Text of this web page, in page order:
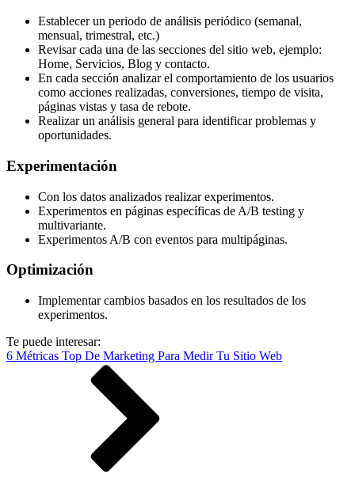
Establecer un periodo de análisis periódico (semanal,
mensual, trimestral, etc.)
Revisar cada una de las secciones del sitio web, ejemplo:
Home, Servicios, Blog y contacto.
En cada sección analizar el comportamiento de los usuarios
como acciones realizadas, conversiones, tiempo de visita,
páginas vistas y tasa de rebote.
Realizar un análisis general para identificar problemas y
oportunidades.
Experimentación
Con los datos analizados realizar experimentos.
Experimentos en páginas específicas de A/B testing y
multivariante.
Experimentos A/B con eventos para multipáginas.
Optimización
Implementar cambios basados en los resultados de los
experimentos.
Te puede interesar:
6 Métricas Top De Marketing Para Medir Tu Sitio Web